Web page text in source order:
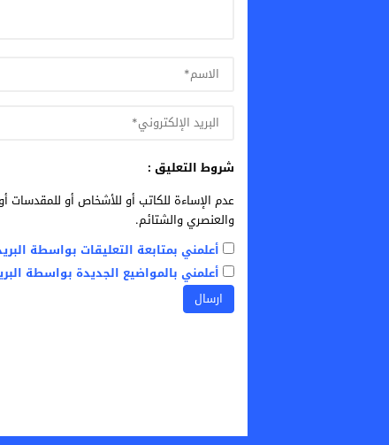
شروط التعليق :
عدم الإساءة للكاتب أو للأشخاص أو للمقدسات
والعنصري والشتائم.
أعلمني بمتابعة التعليقات بواسطة
أعلمني بالمواضيع الجديدة بواسطة